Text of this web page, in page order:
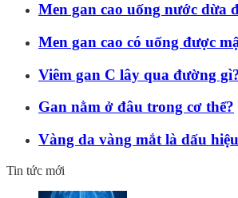
Men gan cao uống nước dừa
Men gan cao có uống được
Viêm gan C lây qua đường
Gan nằm ở đâu trong cơ thể?
Vàng da vàng mắt là dấu
Tin tức mới